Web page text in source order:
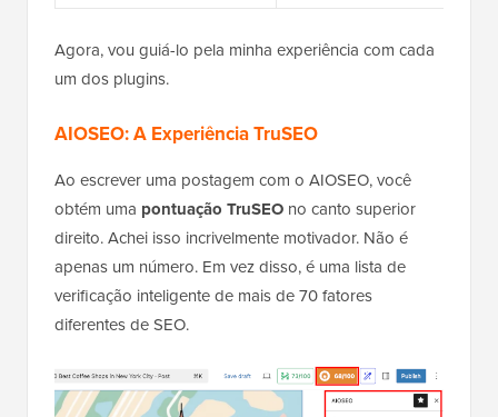
Agora, vou guiá-lo pela minha experiência com cada
um dos plugins.
AIOSEO: A Experiência TruSEO
Ao escrever uma postagem com o AIOSEO, você
obtém uma pontuação TruSEO no canto superior
direito. Achei isso incrivelmente motivador. Não é
apenas um número. Em vez disso, é uma lista de
verificação inteligente de mais de 70 fatores
diferentes de SEO.